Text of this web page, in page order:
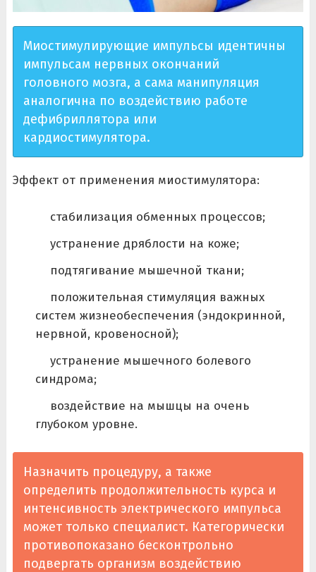
Миостимулирующие импульсы идентичны
импульсам нервных окончаний
головного мозга, а сама манипуляция
аналогична по воздействию работе
дефибриллятора или
кардиостимулятора.
Эффект от применения миостимулятора:
стабилизация обменных процессов;
устранение дряблости на коже;
подтягивание мышечной ткани;
положительная стимуляция важных
систем жизнеобеспечения (эндокринной,
нервной, кровеносной);
устранение мышечного болевого
синдрома;
воздействие на мышцы на очень
глубоком уровне.
Назначить процедуру, а также
определить продолжительность курса и
интенсивность электрического импульса
может только специалист. Категорически
противопоказано бесконтрольно
подвергать организм воздействию